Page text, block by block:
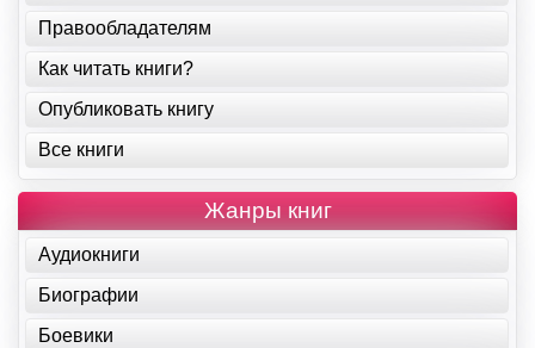
Правообладателям
Как читать книги?
Опубликовать книгу
Все книги
Жанры книг
Аудиокниги
Биографии
Боевики